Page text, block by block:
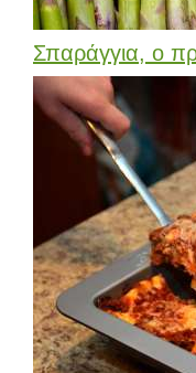
Σπαράγγια, ο